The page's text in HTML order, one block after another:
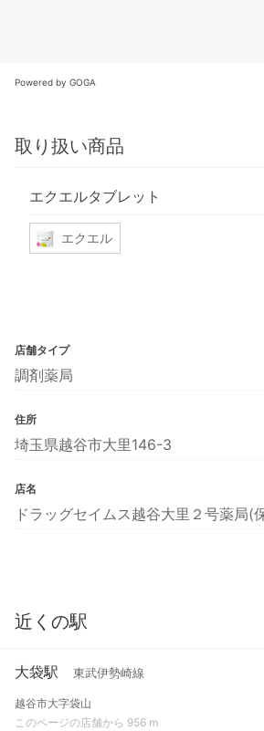
Powered by GOGA
取り扱い商品
エクエルタブレット
エクエル
店舗タイプ
調剤薬局
住所
埼玉県越谷市大里146-3
店名
ドラッグセイムス越谷大里２号薬局(
近くの駅
大袋駅 東武伊勢崎線
越谷市大字袋山
このページの店舗から 956 m